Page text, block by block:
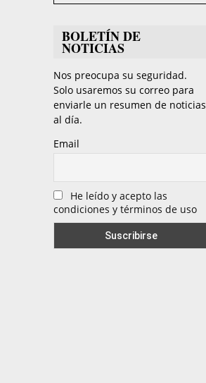
BOLETÍN DE
NOTICIAS
Nos preocupa su seguridad.
Solo usaremos su correo para
enviarle un resumen de noticias
al día.
Email
He leído y acepto las
condiciones y términos de uso